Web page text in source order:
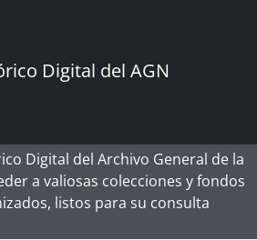
Digital del AGN
Digital del Archivo General de la
a valiosas colecciones y fondos
listos para su consulta